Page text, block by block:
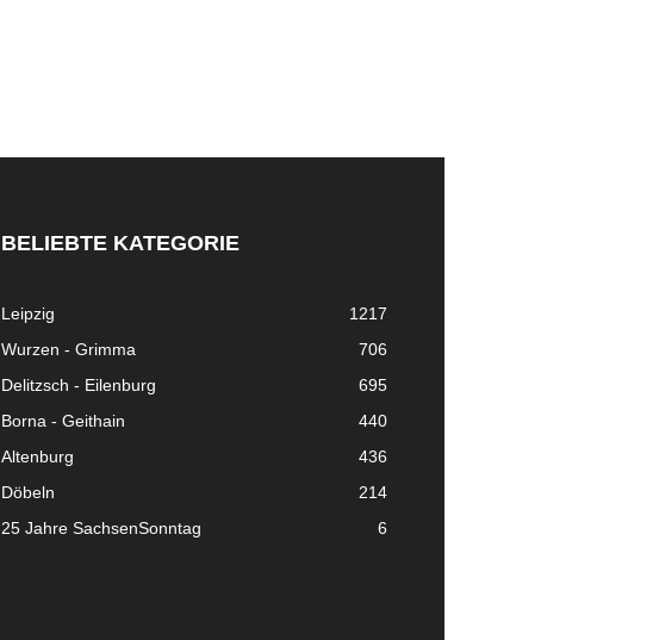
BELIEBTE KATEGORIE
Leipzig
1217
Wurzen - Grimma
706
Delitzsch - Eilenburg
695
Borna - Geithain
440
Altenburg
436
Döbeln
214
25 Jahre SachsenSonntag
6